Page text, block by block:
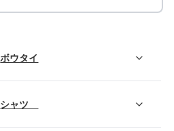
ボウタイ
シャツ